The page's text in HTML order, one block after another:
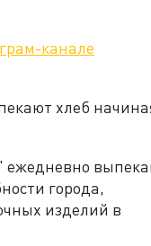
канале
хлеб
ежедневно
города,
изделий в